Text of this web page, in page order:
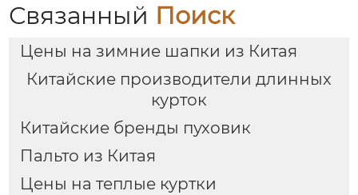
Связанный Поиск
Цены на зимние шапки из Китая
Китайские производители длинных
курток
Китайские бренды пуховик
Пальто из Китая
Цены на теплые куртки